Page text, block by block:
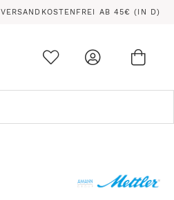
VERSANDKOSTENFREI AB 45€ (IN D)